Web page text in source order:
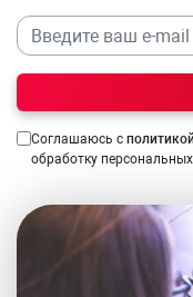
Соглашаюсь с
обработку